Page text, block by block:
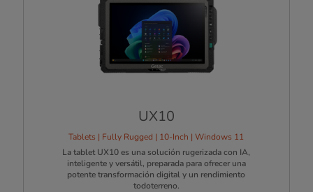
UX10
Tablets | Fully Rugged | 10-Inch | Windows 11
La tablet UX10 es una solución rugerizada con IA,
inteligente y versátil, preparada para ofrecer una
potente transformación digital y un rendimiento
todoterreno.